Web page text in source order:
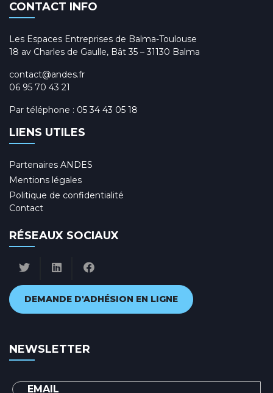
CONTACT INFO
Les Espaces Entreprises de Balma-Toulouse
18 av Charles de Gaulle, Bât 35 – 31130 Balma
contact@andes.fr
06 95 70 43 21
Par téléphone : 05 34 43 05 18
LIENS UTILES
Partenaires ANDES
Mentions légales
Politique de confidentialité
Contact
RÉSEAUX SOCIAUX
DEMANDE D'ADHÉSION EN LIGNE
NEWSLETTER